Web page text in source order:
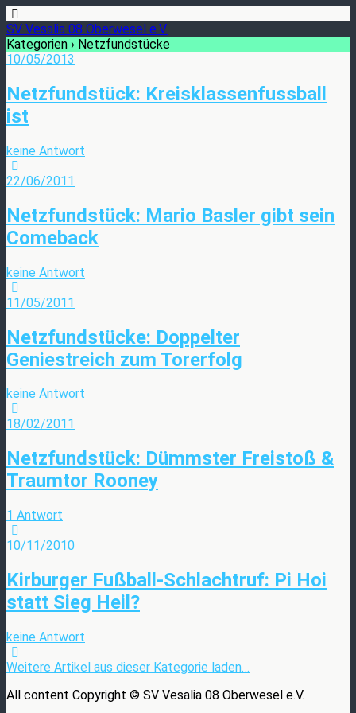
SV Vesalia 08 Oberwesel e.V.
Kategorien › Netzfundstücke
10/05/2013
Netzfundstück: Kreisklassenfussball
ist
keine Antwort
22/06/2011
Netzfundstück: Mario Basler gibt sein
Comeback
keine Antwort
11/05/2011
Netzfundstücke: Doppelter
Geniestreich zum Torerfolg
keine Antwort
18/02/2011
Netzfundstück: Dümmster Freistoß &
Traumtor Rooney
1 Antwort
10/11/2010
Kirburger Fußball-Schlachtruf: Pi Hoi
statt Sieg Heil?
keine Antwort
Weitere Artikel aus dieser Kategorie laden…
All content Copyright © SV Vesalia 08 Oberwesel e.V.